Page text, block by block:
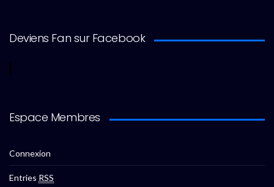
Deviens Fan sur Facebook
Espace Membres
Connexion
Entries RSS